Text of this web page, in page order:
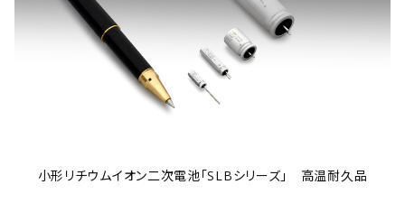
小形リチウムイオン二次電池「SLBシリーズ」 高温耐久品